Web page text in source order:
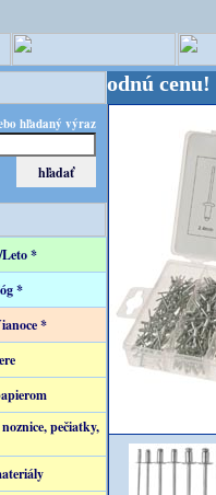
hľadaný výraz
*
*
*
pečiatky,
cenu!